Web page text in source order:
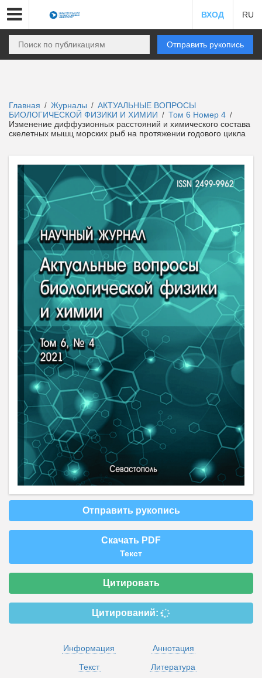
ВХОД RU
Отправить рукопись
Главная / Журналы / АКТУАЛЬНЫЕ ВОПРОСЫ
БИОЛОГИЧЕСКОЙ ФИЗИКИ И ХИМИИ / Том 6 Номер 4 /
Изменение диффузионных расстояний и химического состава
скелетных мышц морских рыб на протяжении годового цикла
Отправить рукопись
Скачать PDF
Текст
Цитировать
Цитирований:
Информация
Аннотация
Текст
Литература